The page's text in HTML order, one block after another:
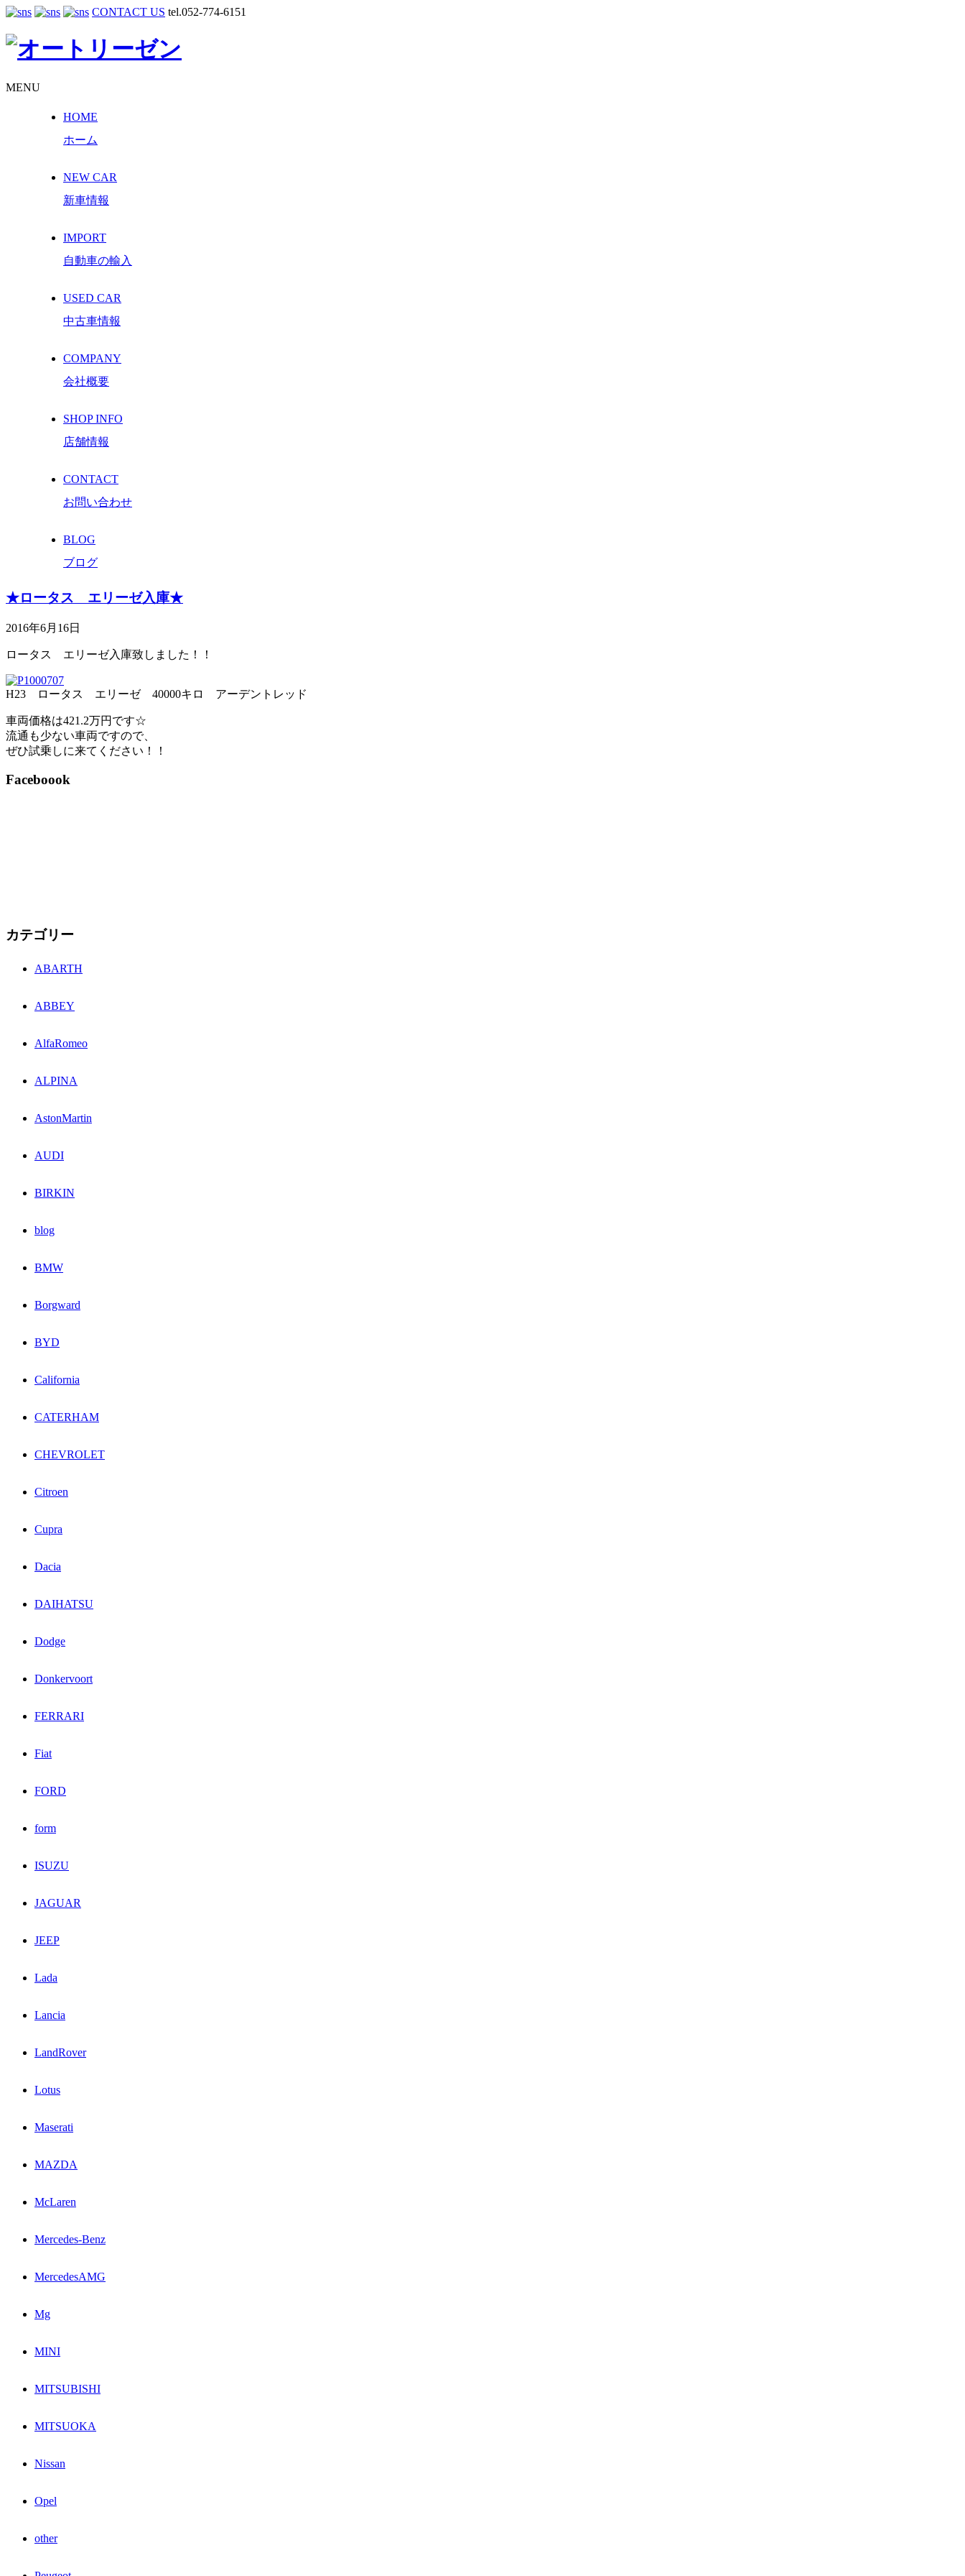
CONTACT US tel.052-774-6151
MENU
HOME
ホーム
NEW CAR
新車情報
IMPORT
自動車の輸入
USED CAR
中古車情報
COMPANY
会社概要
SHOP INFO
店舗情報
CONTACT
お問い合わせ
BLOG
ブログ
★ロータス エリーゼ入庫★
2016年6月16日
ロータス エリーゼ入庫致しました！！
H23 ロータス エリーゼ 40000キロ アーデントレッド
車両価格は421.2万円です☆
流通も少ない車両ですので、
ぜひ試乗しに来てください！！
Faceboook
カテゴリー
ABARTH
ABBEY
AlfaRomeo
ALPINA
AstonMartin
AUDI
BIRKIN
blog
BMW
Borgward
BYD
California
CATERHAM
CHEVROLET
Citroen
Cupra
Dacia
DAIHATSU
Dodge
Donkervoort
FERRARI
Fiat
FORD
form
ISUZU
JAGUAR
JEEP
Lada
Lancia
LandRover
Lotus
Maserati
MAZDA
McLaren
Mercedes-Benz
MercedesAMG
Mg
MINI
MITSUBISHI
MITSUOKA
Nissan
Opel
other